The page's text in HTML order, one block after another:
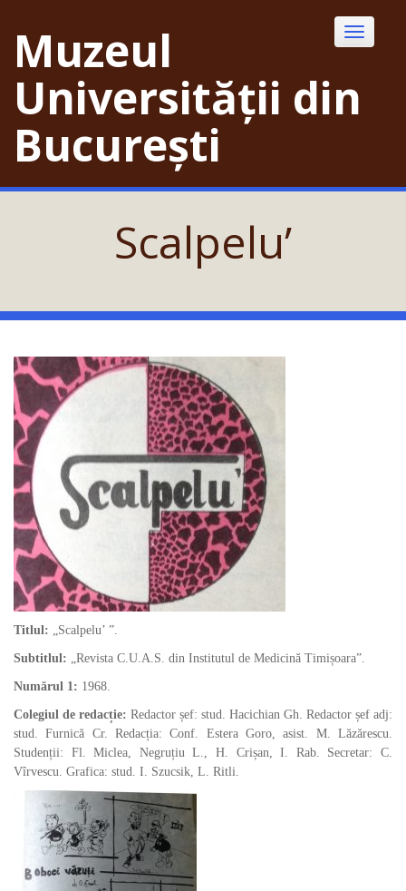
contentMuzeul
Universității din
București
Toggle
Scalpelu’
Titlul: „Scalpelu’ ”.
Subtitlul: „Revista C.U.A.S. din Institutul de Medicină Timișoara”.
Numărul 1: 1968.
Colegiul de redacție: Redactor șef: stud. Hacichian Gh. Redactor șef adj:
stud. Furnică Cr. Redacția: Conf. Estera Goro, asist. M. Lăzărescu.
Studenții: Fl. Miclea, Negruțiu L., H. Crișan, I. Rab. Secretar: C.
Vîrvescu. Grafica: stud. I. Szucsik, L. Ritli.